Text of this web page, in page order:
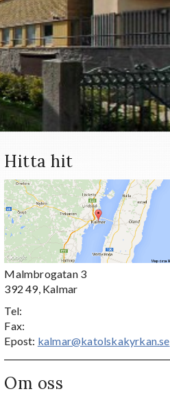
Hitta hit
Malmbrogatan 3
392 49, Kalmar
Tel:
Fax:
Epost: kalmar@katolskakyrkan.se
Om oss